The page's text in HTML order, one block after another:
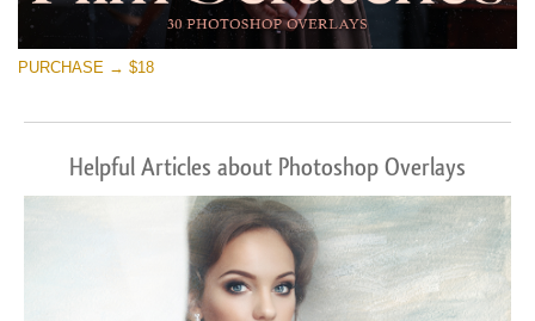
PURCHASE → $18
Helpful Articles about Photoshop Overlays